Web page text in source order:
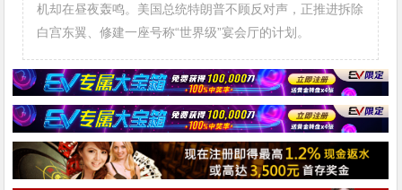
机却在昼夜轰鸣。美国总统特朗普不顾反对声，正推进拆除
白宫东翼、修建一座号称“世界级”宴会厅的计划。